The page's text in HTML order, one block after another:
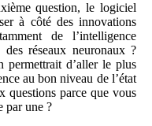
question, le logiciel
à côté des innovations
de l’intelligence
réseaux neuronaux ?
permettrait d’aller le plus
au bon niveau de l’état
questions parce que vous
par une ?